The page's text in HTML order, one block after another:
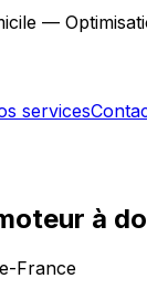
—
services
à
France